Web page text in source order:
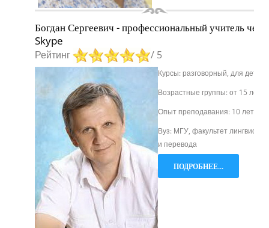
Богдан Сергеевич - профессиональный учитель
Skype
Рейтинг / 5
Курсы: разговорный, для детей
Возрастные группы: от 15 лет
Опыт преподавания: 10 лет
Вуз: МГУ, факультет
и перевода
ПОДРОБНЕЕ...